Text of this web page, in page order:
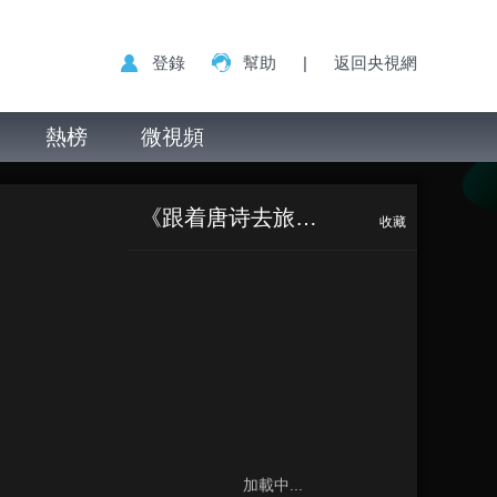
登錄 幫助 | 返回央視網
熱榜 微視頻
《跟着唐诗去旅行》 收藏
加載中...